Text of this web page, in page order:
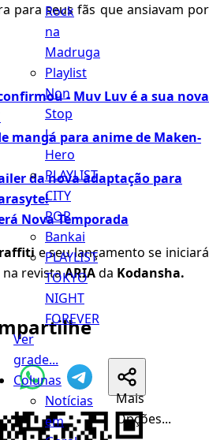
Rock
na
Madruga
Playlist
Non
Stop
J-
Hero
PLAYLIST
CITY
POP
Bankai
PLAYLIST
TOKYO
NIGHT
FOREVER
Ver
grade...
Colunas
Notícias
em
para seus fãs que ansiavam por
- Muv Luv é a sua nova
mangá para anime de Maken-
da nova adaptação para
Nova Temporada
e seu lançamento se iniciará
na revistaARIAda Kodansha.
Mais
Opções...